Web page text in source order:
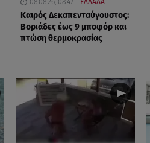
08.08.26, 08:47 ΕΛΛΑΔΑ
Καιρός Δεκαπενταύγουστος:
Βοριάδες έως 9 μποφόρ και
πτώση θερμοκρασίας